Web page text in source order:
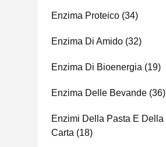
Enzima Proteico (34)
Enzima Di Amido (32)
Enzima Di Bioenergia (19)
Enzima Delle Bevande (36)
Enzimi Della Pasta E Della
Carta (18)